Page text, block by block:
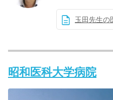
玉田先生の
昭和医科大学病院